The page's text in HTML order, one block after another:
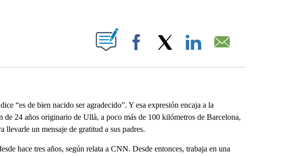
NOTIFICATIONS ABOUT NEW PAGES ON "".
Facebook
“es de bien nacido ser agradecido”. Y esa expresión encaja a la
de 24 años originario de Ullà, a poco más de 100 kilómetros de Barcelona,
llevarle un mensaje de gratitud a sus padres.
hace tres años, según relata a CNN. Desde entonces, trabaja en una